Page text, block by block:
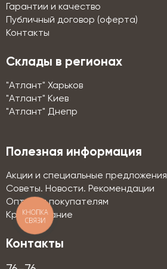
Гарантии и качество
Публичный договор (оферта)
Контакты
Склады в регионах
"Атлант" Харьков
"Атлант" Киев
"Атлант" Днепр
Полезная информация
Акции и специальные предложения
Советы. Новости. Рекомендации
Оптовым покупателям
Кредитование
Контакты
КНОПКА
СВЯЗИ